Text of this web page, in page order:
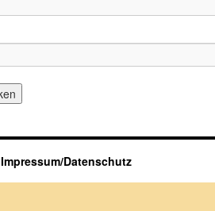
Impressum/Datenschutz